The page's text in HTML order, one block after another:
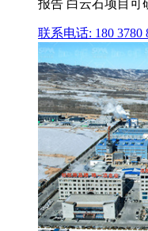
报告 白云石项目可
联系电话: 180 3780